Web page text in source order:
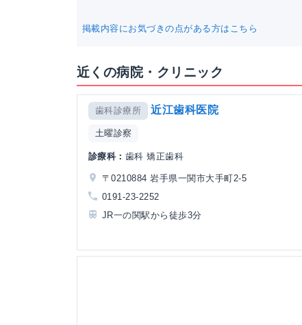
掲載内容にお気づきの点がある方はこちら
近くの病院・クリニック
歯科診療所 近江歯科医院
土曜診察
診療科： 歯科 矯正歯科
〒0210884 岩手県一関市大手町2-5
0191-23-2252
JR一の関駅から徒歩3分